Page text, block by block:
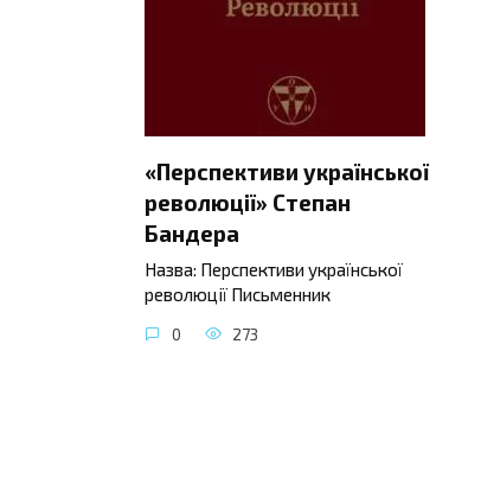
«Перспективи української
революції» Степан
Бандера
Назва: Перспективи української
революції Письменник
0 273